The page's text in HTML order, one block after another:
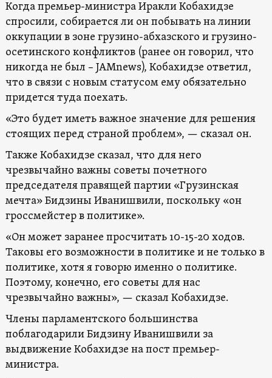
Когда премьер-министра Иракли Кобахидзе
спросили, собирается ли он побывать на линии
оккупации в зоне грузино-абхазского и грузино-
осетинского конфликтов (ранее он говорил, что
никогда не был – JAMnews), Кобахидзе ответил,
что в связи с новым статусом ему обязательно
придется туда поехать.
«Это будет иметь важное значение для решения
стоящих перед страной проблем», — сказал он.
Также Кобахидзе сказал, что для него
чрезвычайно важны советы почетного
председателя правящей партии «Грузинская
мечта» Бидзины Иванишвили, поскольку «он
гроссмейстер в политике».
«Он может заранее просчитать 10-15-20 ходов.
Таковы его возможности в политике и не только в
политике, хотя я говорю именно о политике.
Поэтому, конечно, его советы для нас
чрезвычайно важны», — сказал Кобахидзе.
Члены парламентского большинства
поблагодарили Бидзину Иванишвили за
выдвижение Кобахидзе на пост премьер-
министра.